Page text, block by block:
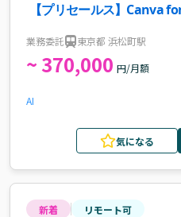
【プリセールス】Canva
業務委託 東京都 浜松町駅
~ 370,000 円/月額
AI
気になる
新着 リモート可